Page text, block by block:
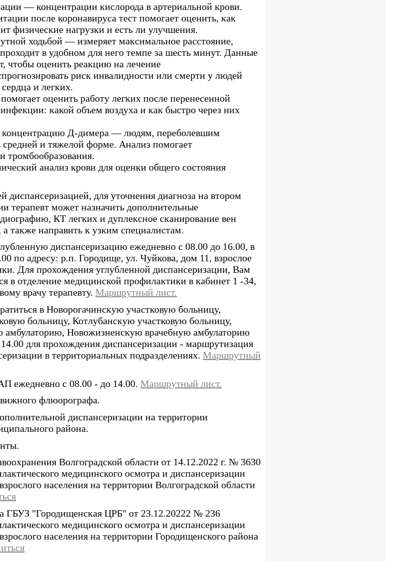
— концентрации кислорода в артериальной крови.
после коронавируса тест помогает оценить, как
физические нагрузки и есть ли улучшения.
ходьбой — измеряет максимальное расстояние,
в удобном для него темпе за шесть минут. Данные
чтобы оценить реакцию на лечение
риск инвалидности или смерти у людей
и легких.
оценить работу легких после перенесенной
какой объем воздуха и как быстро через них
концентрацию Д-димера — людям, переболевшим
средней и тяжелой форме. Анализ помогает
тромбообразования.
анализ крови для оценки общего состояния
диспансеризацией, для уточнения диагноза на втором
терапевт может назначить дополнительные
КТ легких и дуплексное сканирование вен
также направить к узким специалистам.
диспансеризацию ежедневно с 08.00 до 16.00, в
по адресу: р.п. Городище, ул. Чуйкова, дом 11, взрослое
Для прохождения углубленной диспансеризации, Вам
в отделение медицинской профилактики в кабинет 1 -34,
врачу терапевту.Маршрутный лист.
в Новорогачинскую участковую больницу,
больницу, Котлубанскую участковую больницу,
амбулаторию, Новожизненскую врачебную амбулаторию
для прохождения диспансеризации - маршрутизация
в территориальных подразделениях.Маршрутный
ежедневно с 08.00 - до 14.00.Маршрутный лист.
флюорографа.
диспансеризации на территории
района.
Волгоградской области от 14.12.2022 г. № 3630
медицинского осмотра и диспансеризации
населения на территории Волгоградской области
ГБУЗ "Городищенская ЦРБ" от 23.12.20222 № 236
медицинского осмотра и диспансеризации
населения на территории Городищенского района